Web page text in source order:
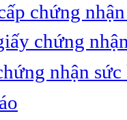
chứng
chứng
nhận